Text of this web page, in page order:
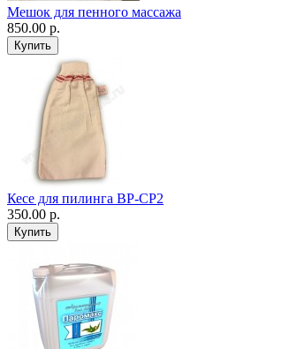
Мешок для пенного массажа
850.00 р.
Кесе для пилинга ВР-CP2
350.00 р.